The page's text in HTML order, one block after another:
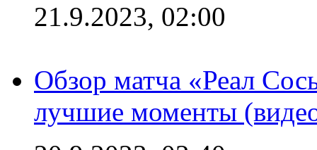
21.9.2023, 02:00
Обзор матча «Реал
лучшие моменты